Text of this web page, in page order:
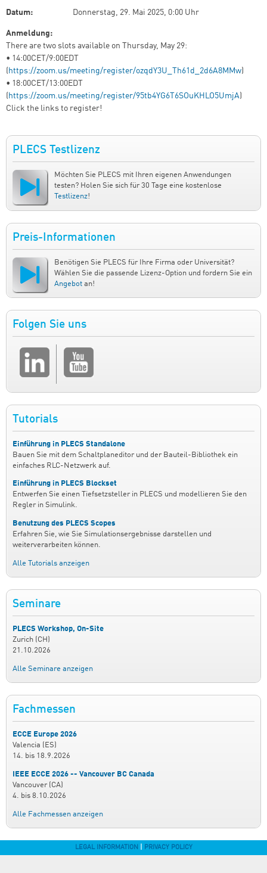
Datum: Donnerstag, 29. Mai 2025, 0:00 Uhr
Anmeldung:
There are two slots available on Thursday, May 29:
• 14:00CET/9:00EDT
( https://zoom.us/meeting/register/ozqdY3U_Th61d_2d6A8MMw)
• 18:00CET/13:00EDT
( https://zoom.us/meeting/register/95tb4YG6T6SOuKHLO5UmjA)
Click the links to register!
PLECS Testlizenz
Möchten Sie PLECS mit Ihren eigenen Anwendungen
testen? Holen Sie sich für 30 Tage eine kostenlose
Testlizenz!
Preis-Informationen
Benötigen Sie PLECS für Ihre Firma oder Universität?
Wählen Sie die passende Lizenz-Option und fordern Sie ein
Angebot an!
Folgen Sie uns
Tutorials
Einführung in PLECS Standalone
Bauen Sie mit dem Schaltplaneditor und der Bauteil-Bibliothek ein
einfaches RLC-Netzwerk auf.
Einführung in PLECS Blockset
Entwerfen Sie einen Tiefsetzsteller in PLECS und modellieren Sie den
Regler in Simulink.
Benutzung des PLECS Scopes
Erfahren Sie, wie Sie Simulationsergebnisse darstellen und
weiterverarbeiten können.
Alle Tutorials anzeigen
Seminare
PLECS Workshop, On-Site
Zurich (CH)
21.10.2026
Alle Seminare anzeigen
Fachmessen
ECCE Europe 2026
Valencia (ES)
14. bis 18.9.2026
IEEE ECCE 2026 -- Vancouver BC Canada
Vancouver (CA)
4. bis 8.10.2026
Alle Fachmessen anzeigen
LEGAL INFORMATION PRIVACY POLICY